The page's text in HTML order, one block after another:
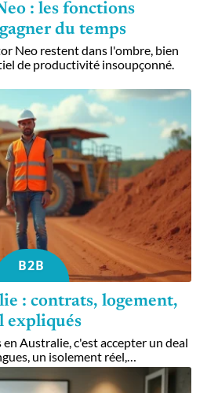
: les fonctions
du temps
Neo restent dans l'ombre, bien
de productivité insoupçonné.
B2B
: contrats, logement,
expliqués
Australie, c'est accepter un deal
un isolement réel,…